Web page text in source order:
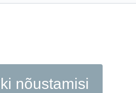
nõustamisi